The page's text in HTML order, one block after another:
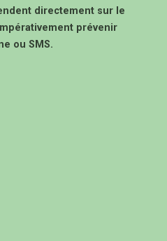
directement sur le
prévenir
ou SMS.